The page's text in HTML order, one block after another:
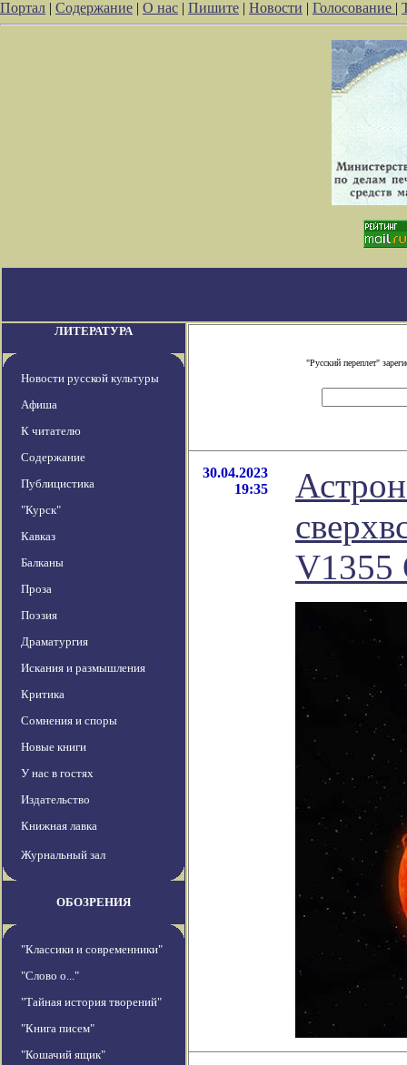
Портал | Содержание | О нас | Пишите | Новости | Голосование |
ЛИТЕРАТУРА
Новости русской культуры
Афиша
К читателю
Содержание
Публицистика
"Курск"
Кавказ
Балканы
Проза
Поэзия
Драматургия
Искания и размышления
Критика
Сомнения и споры
Новые книги
У нас в гостях
Издательство
Книжная лавка
Журнальный зал
ОБОЗРЕНИЯ
"Классики и современники"
"Слово о..."
"Тайная история творений"
"Книга писем"
"Кошачий ящик"
"Русский переплет"
30.04.2023
19:35
V1355